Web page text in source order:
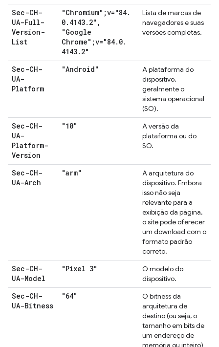
Sec-CH-
UA-Full-
Version-
List
"Chromium";v="84.
0. 4143. 2" ,
"Google
Chrome";v="84. 0.
4143. 2"
Lista de marcas de
navegadores e suas
versões completas.
Sec-CH-
UA-
Platform
"Android"
A plataforma do
dispositivo,
geralmente o
sistema operacional
(SO).
Sec-CH-
UA-
Platform-
Version
"10"
A versão da
plataforma ou do
SO.
Sec-CH-
UA-Arch
"arm"
A arquitetura do
dispositivo. Embora
isso não seja
relevante para a
exibição da página,
o site pode oferecer
um download com o
formato padrão
correto.
Sec-CH-
UA-Model
"Pixel 3"
O modelo do
dispositivo.
Sec-CH-
UA-Bitness
"64"
O bitness da
arquitetura de
destino (ou seja, o
tamanho em bits de
um endereço de
memória ou inteiro)